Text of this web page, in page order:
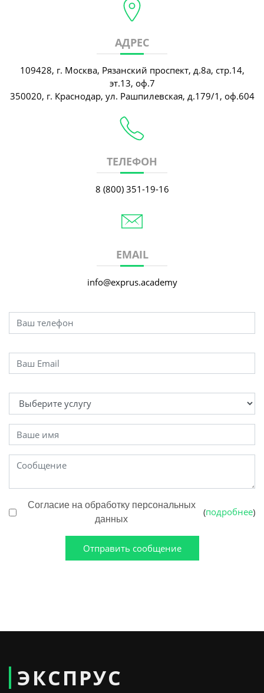
АДРЕС
109428, г. Москва, Рязанский проспект, д.8а, стр.14,
эт.13, оф.7
350020, г. Краснодар, ул. Рашпилевская, д.179/1, оф.604
ТЕЛЕФОН
8 (800) 351-19-16
EMAIL
info@exprus.academy
Согласие на обработку персональных
данных
(подробнее)
Отправить сообщение
ЭКСПРУС